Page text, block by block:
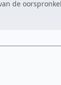
de